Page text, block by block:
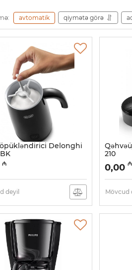
avtomatik qiymətə görə
Delonghi
005038512
₼
deyil
210
Artikul:
0,00 ₼
Mövcud